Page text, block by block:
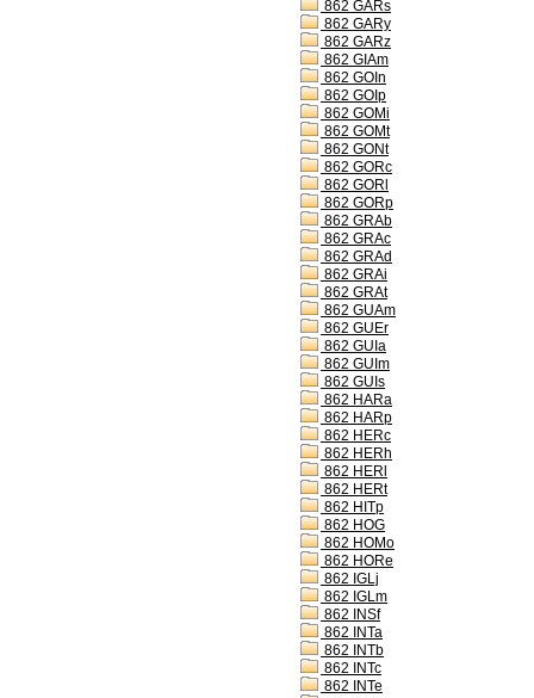
862 GARs
862 GARy
862 GARz
862 GIAm
862 GOIn
862 GOIp
862 GOMi
862 GOMt
862 GONt
862 GORc
862 GORl
862 GORp
862 GRAb
862 GRAc
862 GRAd
862 GRAi
862 GRAt
862 GUAm
862 GUEr
862 GUIa
862 GUIm
862 GUIs
862 HARa
862 HARp
862 HERc
862 HERh
862 HERl
862 HERt
862 HITp
862 HOG
862 HOMo
862 HORe
862 IGLj
862 IGLm
862 INSf
862 INTa
862 INTb
862 INTc
862 INTe